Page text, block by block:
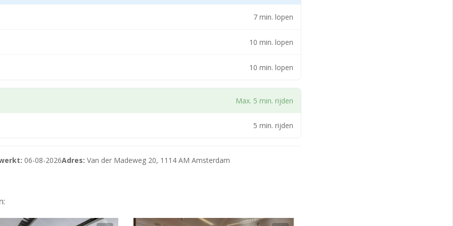
de ringweg A10 en de snelweg A2. Vanaf hier zijn er snelle verbindingen
van het object. Hier vertrekt elke vijf minuten een metro richting Station
vervoer in alle richtingen.
verhuurd). De huurprijs bedraagt € 2.500,- per parkeerplaats per jaar te
en 111 m² gelegen op de tweede verdieping. De ruimtes kunnen apart of
7 min. lopen
10 min. lopen
10 min. lopen
Max. 5 min. rijden
5 min. rijden
06-08-2026Adres: Van der Madeweg 20, 1114 AM Amsterdam